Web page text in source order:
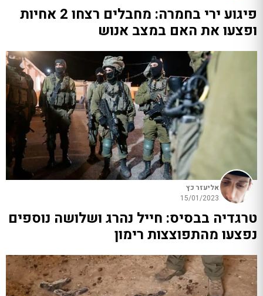
פיגוע ירי בחמרה: מחבלים רצחו 2 אחיות
ופצעו את האם במצב אנוש
אליעזר כץ
15/01/2023
טרגדיה בבסיס: חייל נהרג ושלושה נוספים
נפצעו מהתפוצצות רימון